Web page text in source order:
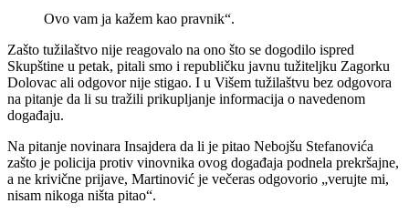
Ovo vam ja kažem kao pravnik“.
Zašto tužilaštvo nije reagovalo na ono što se dogodilo ispred
Skupštine u petak, pitali smo i republičku javnu tužiteljku Zagorku
Dolovac ali odgovor nije stigao. I u Višem tužilaštvu bez odgovora
na pitanje da li su tražili prikupljanje informacija o navedenom
događaju.
Na pitanje novinara Insajdera da li je pitao Nebojšu Stefanovića
zašto je policija protiv vinovnika ovog događaja podnela prekršajne,
a ne krivične prijave, Martinović je večeras odgovorio „verujte mi,
nisam nikoga ništa pitao“.